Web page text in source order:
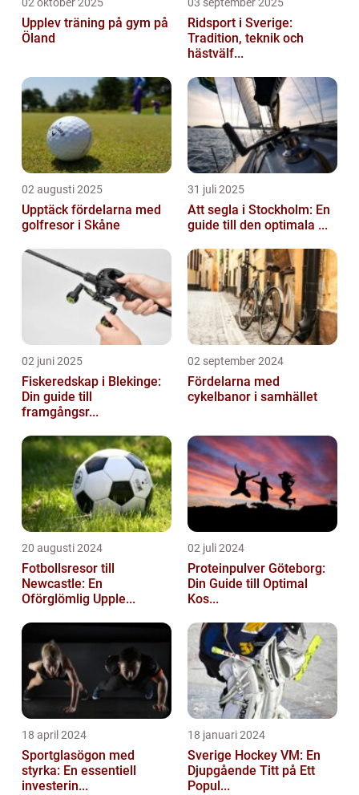
Upplev träning på gym på
Öland
Ridsport i Sverige:
Tradition, teknik och
hästvälf...
02 augusti 2025
Upptäck fördelarna med
golfresor i Skåne
31 juli 2025
Att segla i Stockholm: En
guide till den optimala ...
02 juni 2025
Fiskeredskap i Blekinge:
Din guide till
framgångsr...
02 september 2024
Fördelarna med
cykelbanor i samhället
20 augusti 2024
Fotbollsresor till
Newcastle: En
Oförglömlig Upple...
02 juli 2024
Proteinpulver Göteborg:
Din Guide till Optimal
Kos...
18 april 2024
Sportglasögon med
styrka: En essentiell
investerin...
18 januari 2024
Sverige Hockey VM: En
Djupgående Titt på Ett
Popul...